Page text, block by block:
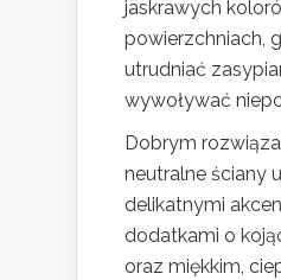
jaskrawych
powierzchniach,
utrudniać
wywoływać
Dobrym
neutralne ściany
delikatnymi
dodatkami o
oraz miękkim,